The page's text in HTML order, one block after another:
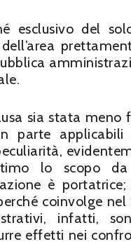
esclusivo del
sia stata
parte applicabili
lo scopo
è
coinvolge
infatti,
effetti nei